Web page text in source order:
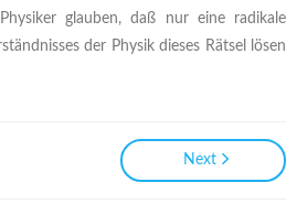
glauben, daß nur eine radikale
der Physik dieses Rätsel lösen
Next